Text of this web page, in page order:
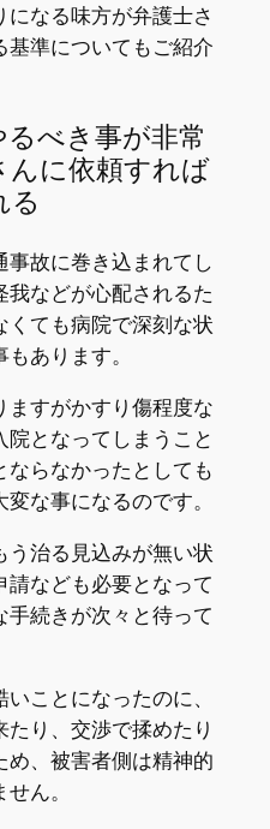
なる味方が弁護士さ
基準についてもご紹介
べき事が非常
んに依頼すれば
る
故に巻き込まれてし
我などが心配されるた
くても病院で深刻な状
あります。
ますがかすり傷程度な
院となってしまうこと
ならなかったとしても
な事になるのです。
う治る見込みが無い状
なども必要となって
手続きが次々と待って
ことになったのに、
り、交渉で揉めたり
め、被害者側は精神的
ん。